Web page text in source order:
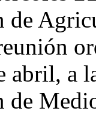
de
abril, a
de